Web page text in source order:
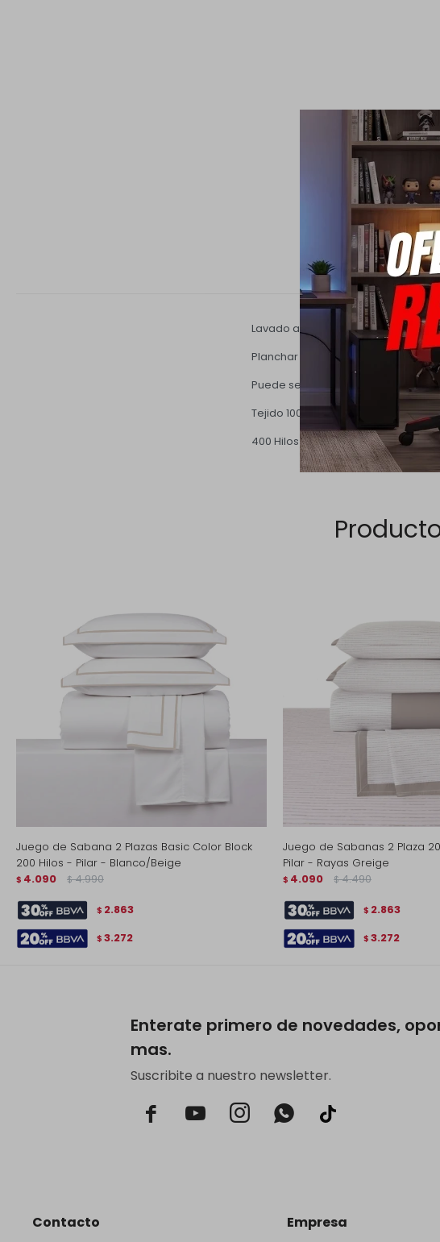
Lavado a máquina a temperatura
Planchar a temperatura máxima de
Puede secarse en secadora a
Tejido 100% algodón
400 Hilos
Juego de Sabana 2 Plazas Basic Color Block
200 Hilos - Pilar - Blanco/Beige
$ 4.090 $ 4.990
$ 2.863
$ 3.272
Juego de Sabanas 2 Plaza
Pilar - Rayas Greige
$ 4.090 $ 4.490
$ 2.863
$ 3.272
Enterate primero de novedades,
mas.
Suscribite a nuestro newsletter.
  
Contacto Empresa